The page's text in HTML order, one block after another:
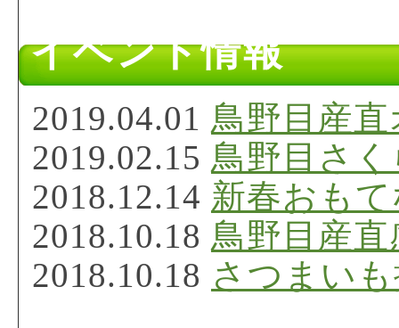
日（月）から、開始
2019.02.15「２０１
日（金）から、開始
2019.02.15「２０１
日（金）から、開始
イベント情報
2019.04.01 鳥野目産
2019.02.15 鳥野目さ
2018.12.14 新春おも
2018.10.18 鳥野目産直
2018.10.18 さつまい